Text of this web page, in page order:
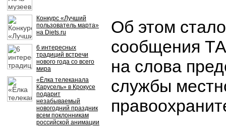
Конкурс «Лучший
пользователь марта»
на Diets.ru
6 интересных
традиций встречи
нового года со всего
мира
«Ёлка телеканала
Карусель» в Крокусе
подарит
незабываемый
новогодний праздник
всем поклонникам
российской анимации
Об этом
сообщения
на слова
службы